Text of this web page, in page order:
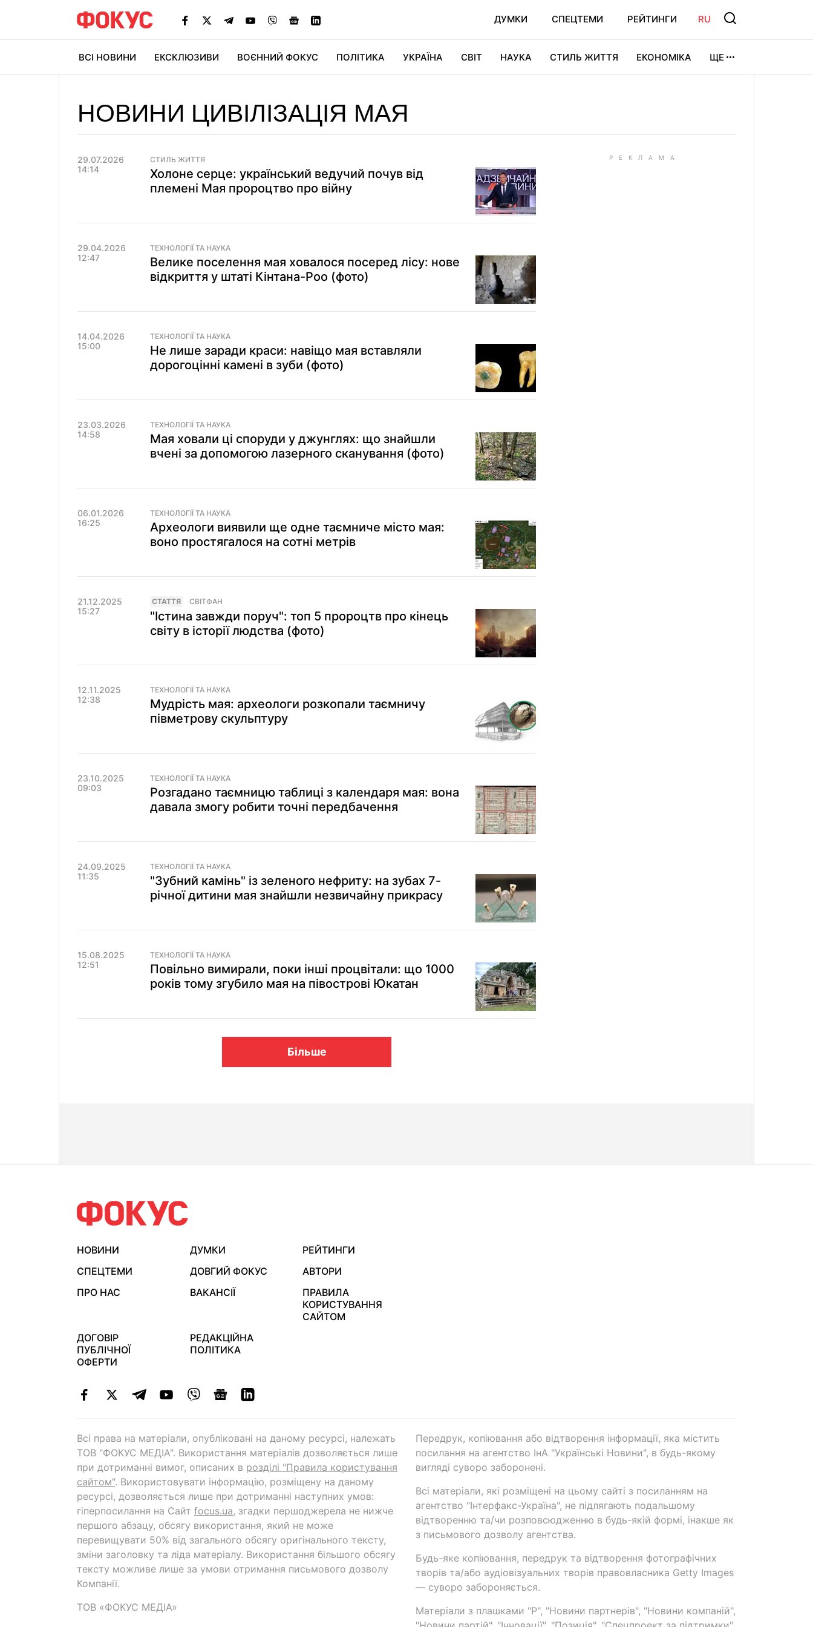
ДУМКИ СПЕЦТЕМИ РЕЙТИНГИ RU
ВСІ НОВИНИ ЕКСКЛЮЗИВИ ВОЄННИЙ ФОКУС ПОЛІТИКА УКРАЇНА СВІТ НАУКА СТИЛЬ ЖИТТЯ ЕКОНОМІКА ЩЕ
НОВИНИ ЦИВІЛІЗАЦІЯ МАЯ
29.07.2026
14:14
СТИЛЬ ЖИТТЯ
Холоне серце: український ведучий почув від
племені Мая пророцтво про війну
29.04.2026
12:47
ТЕХНОЛОГІЇ ТА НАУКА
Велике поселення мая ховалося посеред лісу: нове
відкриття у штаті Кінтана-Роо (фото)
14.04.2026
15:00
ТЕХНОЛОГІЇ ТА НАУКА
Не лише заради краси: навіщо мая вставляли
дорогоцінні камені в зуби (фото)
23.03.2026
14:58
ТЕХНОЛОГІЇ ТА НАУКА
Мая ховали ці споруди у джунглях: що знайшли
вчені за допомогою лазерного сканування (фото)
06.01.2026
16:25
ТЕХНОЛОГІЇ ТА НАУКА
Археологи виявили ще одне таємниче місто мая:
воно простягалося на сотні метрів
21.12.2025
15:27
СТАТТЯ СВІТФАН
"Істина завжди поруч": топ 5 пророцтв про кінець
світу в історії людства (фото)
12.11.2025
12:38
ТЕХНОЛОГІЇ ТА НАУКА
Мудрість мая: археологи розкопали таємничу
півметрову скульптуру
23.10.2025
09:03
ТЕХНОЛОГІЇ ТА НАУКА
Розгадано таємницю таблиці з календаря мая: вона
давала змогу робити точні передбачення
24.09.2025
11:35
ТЕХНОЛОГІЇ ТА НАУКА
"Зубний камінь" із зеленого нефриту: на зубах 7-
річної дитини мая знайшли незвичайну прикрасу
15.08.2025
12:51
ТЕХНОЛОГІЇ ТА НАУКА
Повільно вимирали, поки інші процвітали: що 1000
років тому згубило мая на півострові Юкатан
Більше
НОВИНИ ДУМКИ
РЕЙТИНГИ
СПЕЦТЕМИ
ДОВГИЙ ФОКУС
АВТОРИ
ПРО НАС
ВАКАНСІЇ
ПРАВИЛА
КОРИСТУВАННЯ
САЙТОМ
ДОГОВІР
ПУБЛІЧНОЇ
ОФЕРТИ
РЕДАКЦІЙНА
ПОЛІТИКА
Всі права на матеріали, опубліковані на даному ресурсі, належать
ТОВ "ФОКУС МЕДІА". Використання матеріалів дозволяється лише
при дотриманні вимог, описаних в розділі "Правила користування
сайтом". Використовувати інформацію, розміщену на даному
ресурсі, дозволяється лише при дотриманні наступних умов:
гіперпосилання на Cайт focus.ua, згадки першоджерела не нижче
першого абзацу, обсягу використання, який не може
перевищувати 50% від загального обсягу оригінального тексту,
зміни заголовку та ліда матеріалу. Використання більшого обсягу
тексту можливе лише за умови отримання письмового дозволу
Компанії.
ТОВ «ФОКУС МЕДІА»
Передрук, копіювання або відтворення інформації, яка містить
посилання на агентство ІнА "Українські Новини", в будь-якому
вигляді суворо заборонені.
Всі матеріали, які розміщені на цьому сайті з посиланням на
агентство "Інтерфакс-Україна", не підлягають подальшому
відтворенню та/чи розповсюдженню в будь-якій формі, інакше як
з письмового дозволу агентства.
Будь-яке копіювання, передрук та відтворення фотографічних
творів та/або аудіовізуальних творів правовласника Getty Images
— суворо забороняється.
Матеріали з плашками "Р", "Новини партнерів", "Новини компаній",